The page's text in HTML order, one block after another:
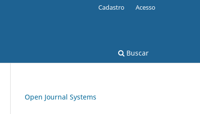
Buscar
Cadastro Acesso
Open Journal Systems